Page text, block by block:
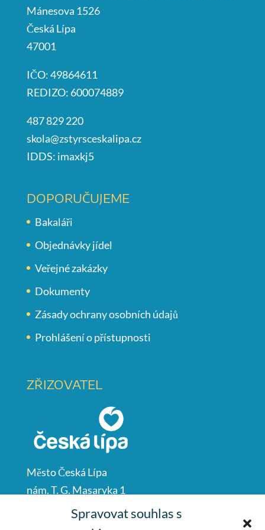
Spravovat souhlas s
Mánesova 1526
Česká Lípa
47001
IČO: 49864611
REDIZO: 600074889
487 829 220
skola@zstyrsceskalipa.cz
IDDS: imaxkj5
DOPORUČUJEME
Bakaláři
Objednávky jídel
Veřejné zakázky
Dokumenty
Zásady ochrany osobních údajů
Prohlášení o přístupnosti
ZŘIZOVATEL
Město Česká Lípa
nám. T. G. Masaryka 1
Česká Lípa